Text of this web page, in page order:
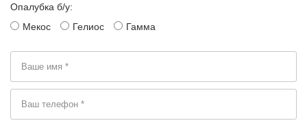
Опалубка б/у:
Мекос
Гелиос Гамма